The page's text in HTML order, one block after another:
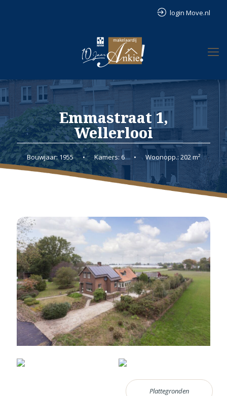
login Move.nl
Emmastraat 1,
Wellerlooi
Bouwjaar: 1955 • Kamers: 6 • Woonopp.: 202 m²
Plattegronden